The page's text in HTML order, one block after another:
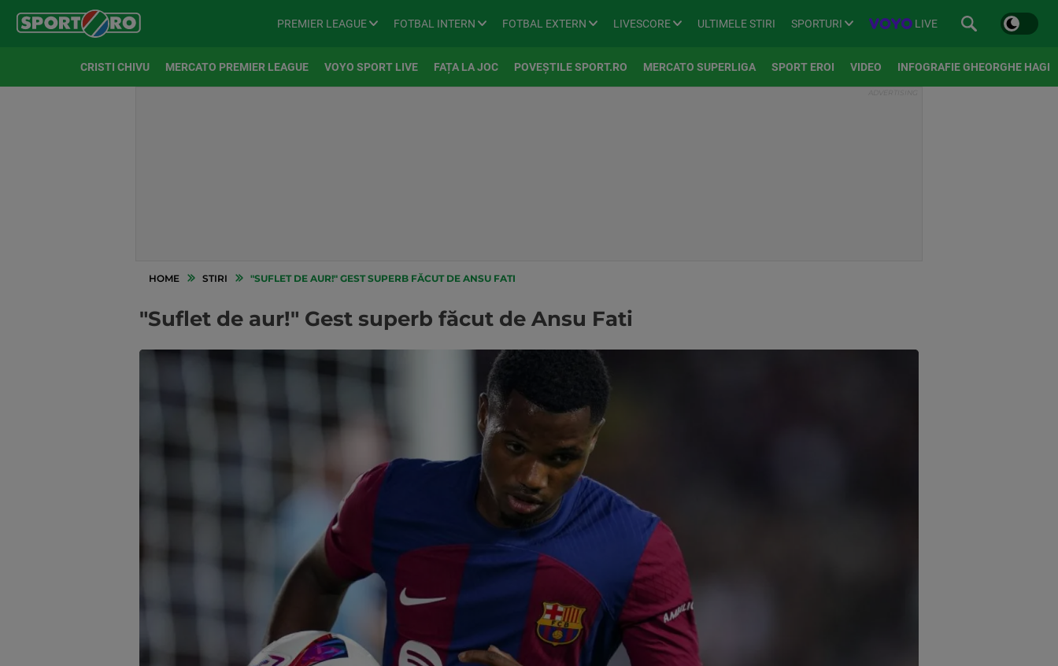
PREMIER LEAGUE FOTBAL INTERN FOTBAL EXTERN LIVESCORE ULTIMELE STIRI SPORTURI LIVE
CRISTI CHIVU MERCATO PREMIER LEAGUE VOYO SPORT LIVE FAȚA LA JOC POVEȘTILE SPORT.RO MERCATO SUPERLIGA SPORT EROI VIDEO INFOGRAFIE GHEORGHE HAGI
HOME STIRI "SUFLET DE AUR!" GEST SUPERB FĂCUT DE ANSU FATI
"Suflet de aur!" Gest superb făcut de Ansu Fati